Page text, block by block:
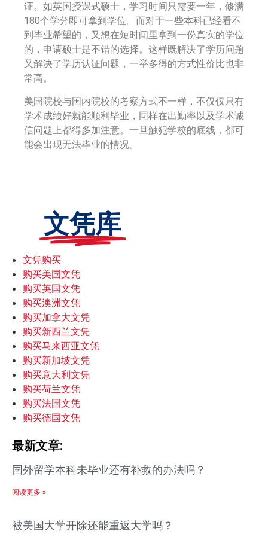
证。如英国授课式硕士，学习时间只需要一年，修满
180个学分即可拿到学位。而对于一些本科已经看不
到毕业希望的，又想在短时间里拿到一份真实的学位
的，申请硕士是不错的选择。这样既解决了学历问题
又解决了学历认证问题，一举多得的方式性价比也非
常高。
美国院校与国内院校的考察方式不一样，不仅仅只有
学术成绩好就能顺利毕业，同样在出勤率以及学术诚
信问题上都得多加注意。一旦触犯学校的底线，都可
能会出现无法毕业的情况。
文凭库
文凭购买
购买美国文凭
购买英国文凭
购买澳洲文凭
购买加拿大文凭
购买新西兰文凭
购买马来西亚文凭
购买新加坡文凭
购买意大利文凭
购买荷兰文凭
购买法国文凭
购买德国文凭
最新文章:
国外留学本科未毕业还有补救的办法吗？
阅读更多 »
被美国大学开除还能重返大学吗？